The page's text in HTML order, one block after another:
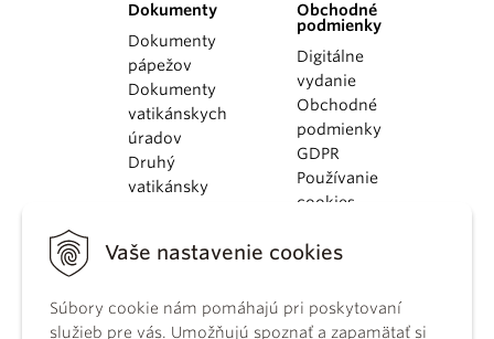
Vaše nastavenie cookies
Súbory cookie nám pomáhajú pri poskytovaní
služieb pre vás. Umožňujú spoznať a zapamätať si
Dokumenty
Dokumenty
pápežov
Dokumenty
vatikánskych
úradov
Druhý
vatikánsky
KBS
kánonického
práva
Obchodné
podmienky
Digitálne
vydanie
Obchodné
podmienky
GDPR
Používanie
cookies